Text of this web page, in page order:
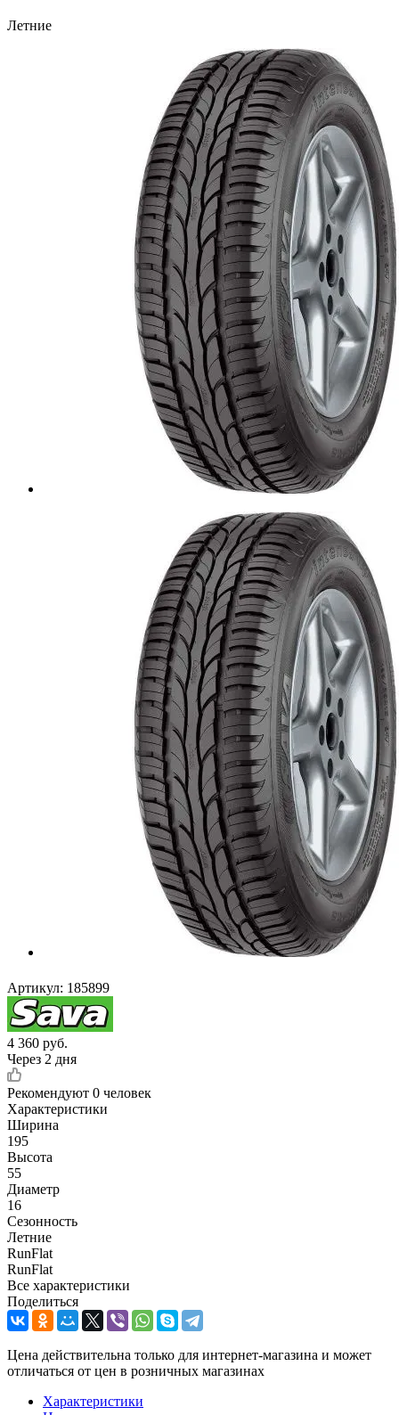
Летние
Артикул: 185899
4 360 руб.
Через 2 дня
Рекомендуют 0 человек
Характеристики
Ширина
195
Высота
55
Диаметр
16
Сезонность
Летние
RunFlat
RunFlat
Все характеристики
Поделиться
Цена действительна только для интернет-магазина и может
отличаться от цен в розничных магазинах
Характеристики